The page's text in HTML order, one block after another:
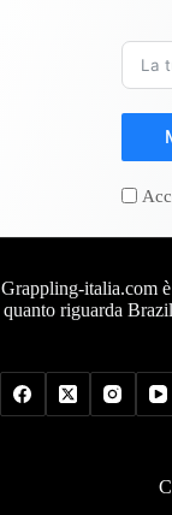
Grappling-italia.com
quanto riguarda